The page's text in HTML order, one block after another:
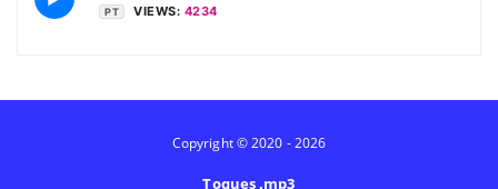
PT VIEWS: 4234
Copyright © 2020 - 2026
Toques .mp3